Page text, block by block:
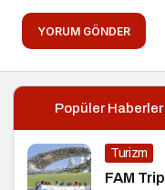
YORUM GÖNDER
Popüler Haberler
Turizm
FAM